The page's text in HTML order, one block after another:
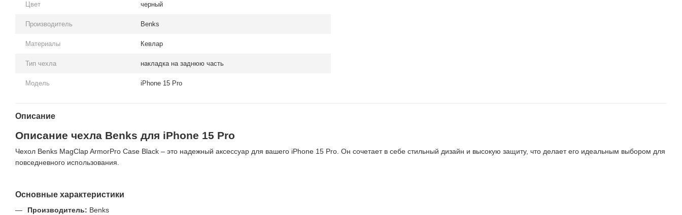
Цвет черный
Производитель Benks
Материалы Кевлар
Тип чехла накладка на заднюю часть
Модель iPhone 15 Pro
Описание
Описание чехла Benks для iPhone 15 Pro
Чехол Benks MagClap ArmorPro Case Black – это надежный аксессуар для вашего iPhone 15 Pro. Он сочетает в себе стильный дизайн и высокую защиту, что делает его идеальным выбором для
повседневного использования.
Основные характеристики
Производитель: Benks